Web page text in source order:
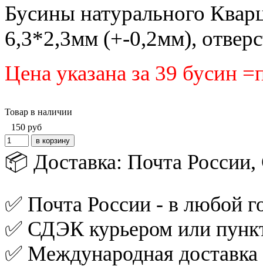
Бусины натурального
6,3*2,3мм (+-0,2мм),
Цена указана за 39 бусин
Товар в наличии
150 руб
📦 Доставка: Почта
✅ Почта России - в любой
✅ СДЭК курьером или
✅ Международная